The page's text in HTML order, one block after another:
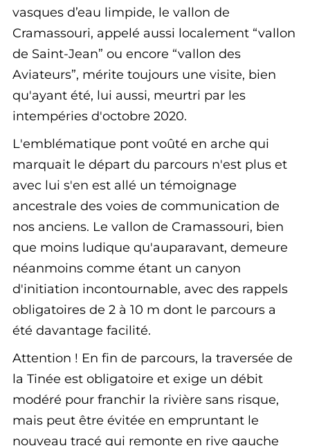
vasques d’eau limpide, le vallon de
Cramassouri, appelé aussi localement “vallon
de Saint-Jean” ou encore “vallon des
Aviateurs”, mérite toujours une visite, bien
qu'ayant été, lui aussi, meurtri par les
intempéries d'octobre 2020.
L'emblématique pont voûté en arche qui
marquait le départ du parcours n'est plus et
avec lui s'en est allé un témoignage
ancestrale des voies de communication de
nos anciens. Le vallon de Cramassouri, bien
que moins ludique qu'auparavant, demeure
néanmoins comme étant un canyon
d'initiation incontournable, avec des rappels
obligatoires de 2 à 10 m dont le parcours a
été davantage facilité.
Attention ! En fin de parcours, la traversée de
la Tinée est obligatoire et exige un débit
modéré pour franchir la rivière sans risque,
mais peut être évitée en empruntant le
nouveau tracé qui remonte en rive gauche